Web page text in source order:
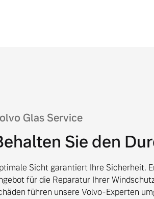
Mehr erfahren
& Leasing
Glas Service
Sie den
Sicht garantiert Ihre Sicherheit.
für die Reparatur Ihrer
führen unsere Volvo-Experten